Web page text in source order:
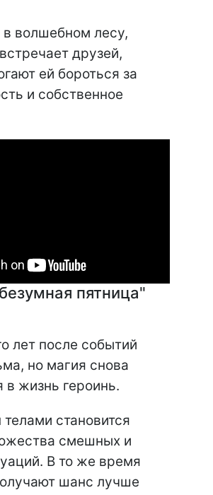
волшебном лесу,
друзей,
ей бороться за
и собственное
пятница"
лет после событий
но магия снова
в жизнь героинь.
становится
смешных и
В то же время
шанс лучше